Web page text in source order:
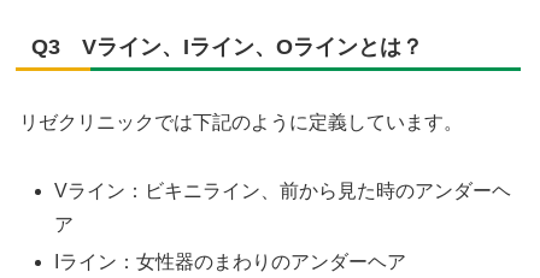
Q3 Vライン、Iライン、Oラインとは？
リゼクリニックでは下記のように定義しています。
Vライン：ビキニライン、前から見た時のアンダーヘ
ア
Iライン：女性器のまわりのアンダーヘア